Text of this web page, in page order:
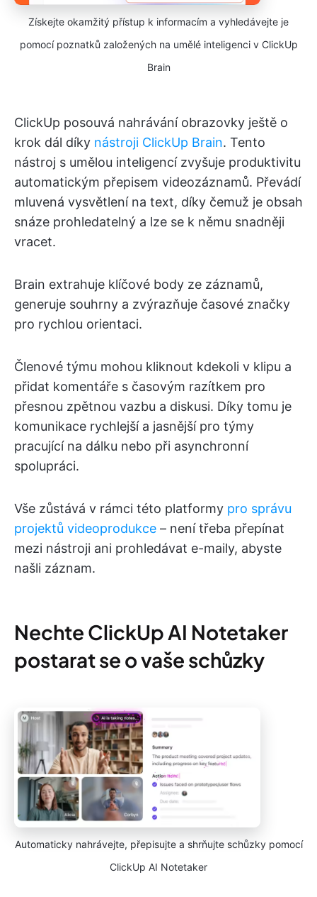
Získejte okamžitý přístup k informacím a vyhledávejte je
pomocí poznatků založených na umělé inteligenci v ClickUp
Brain
ClickUp posouvá nahrávání obrazovky ještě o
krok dál díky nástroji ClickUp Brain. Tento
nástroj s umělou inteligencí zvyšuje produktivitu
automatickým přepisem videozáznamů. Převádí
mluvená vysvětlení na text, díky čemuž je obsah
snáze prohledatelný a lze se k němu snadněji
vracet.
Brain extrahuje klíčové body ze záznamů,
generuje souhrny a zvýrazňuje časové značky
pro rychlou orientaci.
Členové týmu mohou kliknout kdekoli v klipu a
přidat komentáře s časovým razítkem pro
přesnou zpětnou vazbu a diskusi. Díky tomu je
komunikace rychlejší a jasnější pro týmy
pracující na dálku nebo při asynchronní
spolupráci.
Vše zůstává v rámci této platformy pro správu
projektů videoprodukce – není třeba přepínat
mezi nástroji ani prohledávat e-maily, abyste
našli záznam.
Nechte ClickUp AI Notetaker
postarat se o vaše schůzky
Automaticky nahrávejte, přepisujte a shrňujte schůzky pomocí
ClickUp AI Notetaker